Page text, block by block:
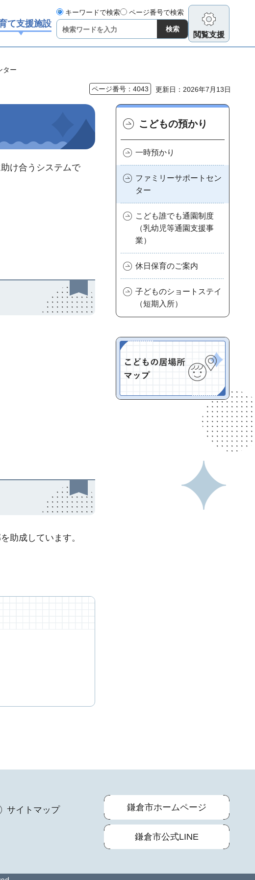
て支援施設
キーワードで検索 ページ番号で検索
閲覧支援
ター
ページ番号：4043 更新日：2026年7月13日
け合うシステムで
助成しています。
こどもの預かり
一時預かり
ファミリーサポートセン
ター
こども誰でも通園制度
（乳幼児等通園支援事
業）
休日保育のご案内
子どものショートステイ
（短期入所）
サイトマップ 鎌倉市ホームページ
鎌倉市公式LINE